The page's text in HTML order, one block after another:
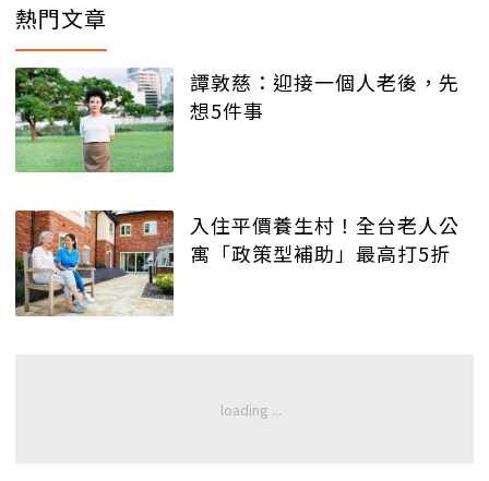
熱門文章
譚敦慈：迎接一個人老後，先
想5件事
入住平價養生村！全台老人公
寓「政策型補助」最高打5折